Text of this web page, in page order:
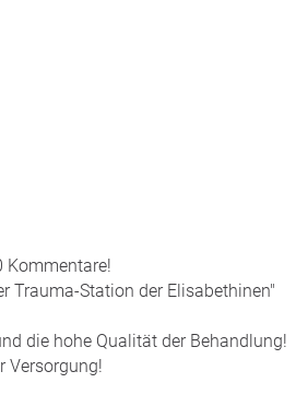
Kommentare!
Trauma-Station der Elisabethinen"
die hohe Qualität der Behandlung!
Versorgung!